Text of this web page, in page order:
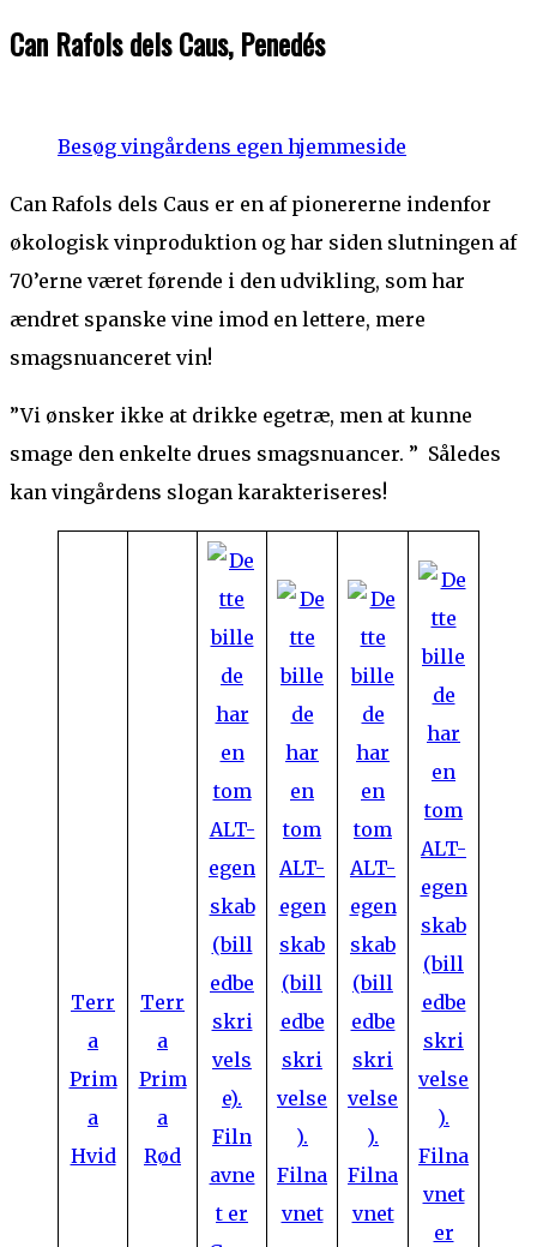
Can Rafols dels Caus, Penedés
Besøg vingårdens egen hjemmeside
Can Rafols dels Caus er en af pionererne indenfor
økologisk vinproduktion og har siden slutningen af
70’erne været førende i den udvikling, som har
ændret spanske vine imod en lettere, mere
smagsnuanceret vin!
”Vi ønsker ikke at drikke egetræ, men at kunne
smage den enkelte drues smagsnuancer. ” Således
kan vingårdens slogan karakteriseres!
Terr
a
Prim
a
Hvid
Terr
a
Prim
a
Rød